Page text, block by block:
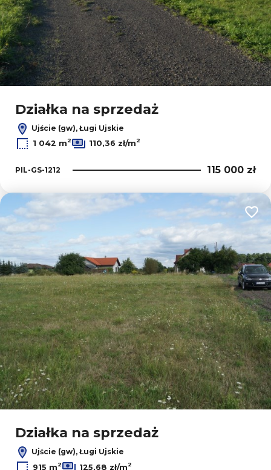
Działka na sprzedaż
Ujście (gw), Ługi Ujskie
1 042 m2 110,36 zł/m2
PIL-GS-1212 115 000 zł
Działka na sprzedaż
Ujście (gw), Ługi Ujskie
915 m2 125,68 zł/m2